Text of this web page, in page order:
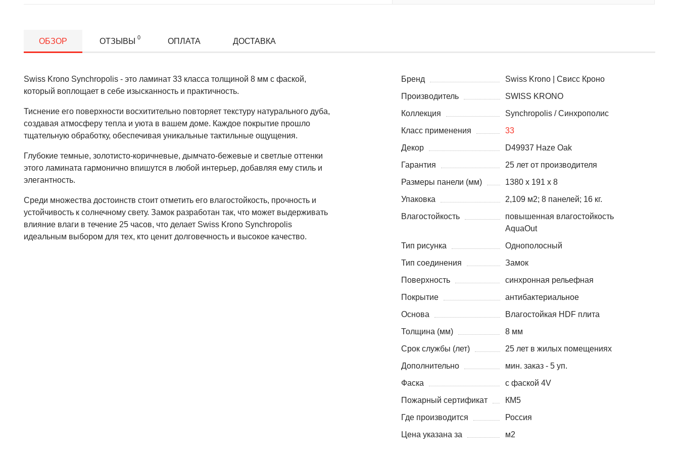
ОБЗОР ОТЗЫВЫ 0 ОПЛАТА ДОСТАВКА
Swiss Krono Synchropolis - это ламинат 33 класса толщиной 8 мм с фаской,
который воплощает в себе изысканность и практичность.
Тиснение его поверхности восхитительно повторяет текстуру натурального дуба,
создавая атмосферу тепла и уюта в вашем доме. Каждое покрытие прошло
тщательную обработку, обеспечивая уникальные тактильные ощущения.
Глубокие темные, золотисто-коричневые, дымчато-бежевые и светлые оттенки
этого ламината гармонично впишутся в любой интерьер, добавляя ему стиль и
элегантность.
Среди множества достоинств стоит отметить его влагостойкость, прочность и
устойчивость к солнечному свету. Замок разработан так, что может выдерживать
влияние влаги в течение 25 часов, что делает Swiss Krono Synchropolis
идеальным выбором для тех, кто ценит долговечность и высокое качество.
Бренд
Swiss Krono | Свисс Кроно
Производитель
SWISS KRONO
Коллекция
Synchropolis / Синхрополис
Класс применения
33
Декор
D49937 Haze Oak
Гарантия
25 лет от производителя
Размеры панели (мм)
1380 х 191 х 8
Упаковка
2,109 м2; 8 панелей; 16 кг.
Влагостойкость
повышенная влагостойкость
AquaOut
Тип рисунка
Однополосный
Тип соединения
Замок
Поверхность
синхронная рельефная
Покрытие
антибактериальное
Основа
Влагостойкая HDF плита
Толщина (мм)
8 мм
Срок службы (лет)
25 лет в жилых помещениях
Дополнительно
мин. заказ - 5 уп.
Фаска
с фаской 4V
Пожарный сертификат
КМ5
Где производится
Россия
Цена указана за
м2